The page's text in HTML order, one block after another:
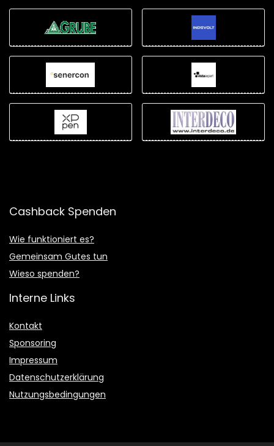
Cashback Spenden
Wie funktioniert es?
Gemeinsam Gutes tun
Wieso spenden?
Interne Links
Kontakt
Sponsoring
Impressum
Datenschutzerklärung
Nutzungsbedingungen